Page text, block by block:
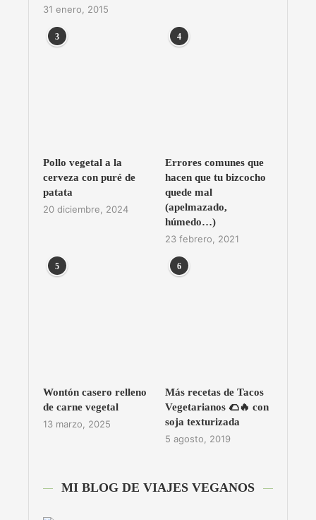
31 enero, 2015
3
Pollo vegetal a la
cerveza con puré de
patata
20 diciembre, 2024
4
Errores comunes que
hacen que tu bizcocho
quede mal
(apelmazado,
húmedo…)
23 febrero, 2021
5
Wontón casero relleno
de carne vegetal
13 marzo, 2025
6
Más recetas de Tacos
Vegetarianos 🌮🔥 con
soja texturizada
5 agosto, 2019
MI BLOG DE VIAJES VEGANOS